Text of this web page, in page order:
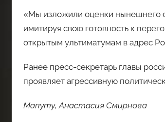
«Мы изложили оценки нынешнего
имитируя свою готовность к
открытым ультиматумам в адрес
Ранее пресс-секретарь главы
проявляет агрессивную
Мапуту, Анастасия Смирнова